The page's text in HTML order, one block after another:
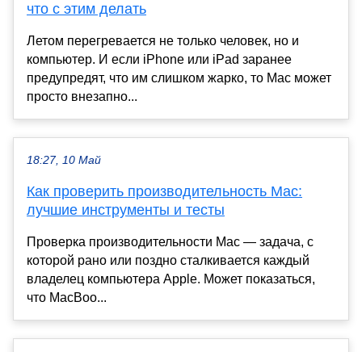
что с этим делать
Летом перегревается не только человек, но и
компьютер. И если iPhone или iPad заранее
предупредят, что им слишком жарко, то Mac может
просто внезапно...
18:27, 10 Май
Как проверить производительность Mac:
лучшие инструменты и тесты
Проверка производительности Mac — задача, с
которой рано или поздно сталкивается каждый
владелец компьютера Apple. Может показаться,
что MacBoo...